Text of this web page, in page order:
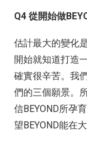
Q4 從開始做
估計最大的變化
開始就知道打造
確實很辛苦。我
們的三個願景。
信BEYOND所孕
望BEYOND能在